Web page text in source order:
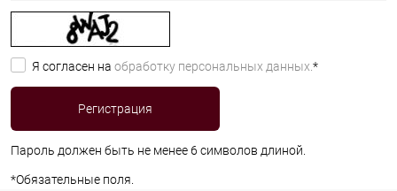
Я согласен на обработку персональных данных. *
Пароль должен быть не менее 6 символов длиной.
*Обязательные поля.